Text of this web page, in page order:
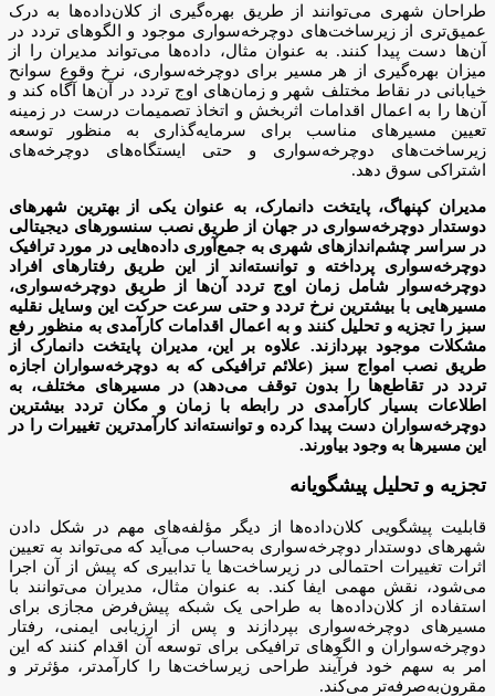
طراحان شهری می‌توانند از طریق بهره‌گیری از کلان‌داده‌ها به درک
عمیق‌تری از زیرساخت‌های دوچرخه‌سواری موجود و الگوهای تردد در
آن‌ها دست پیدا کنند. به عنوان مثال، داده‌ها می‌تواند مدیران را از
میزان بهره‌گیری از هر مسیر برای دوچرخه‌سواری، نرخ وقوع سوانح
خیابانی در نقاط مختلف شهر و زمان‌های اوج تردد در آن‌ها آگاه کند و
آن‌ها را به اعمال اقدامات اثربخش و اتخاذ تصمیمات درست در زمینه
تعیین مسیرهای مناسب برای سرمایه‌گذاری به منظور توسعه
زیرساخت‌های دوچرخه‌سواری و حتی ایستگاه‌های دوچرخه‌های
اشتراکی سوق دهد.
مدیران کپنهاگ، پایتخت دانمارک، به عنوان یکی از بهترین شهرهای
دوستدار دوچرخه‌سواری در جهان از طریق نصب سنسورهای دیجیتالی
در سراسر چشم‌اندازهای شهری به جمع‌آوری داده‌هایی در مورد ترافیک
دوچرخه‌سواری پرداخته و توانسته‌اند از این طریق رفتارهای افراد
دوچرخه‌سوار شامل زمان اوج تردد آن‌ها از طریق دوچرخه‌سواری،
مسیرهایی با بیشترین نرخ تردد و حتی سرعت حرکت این وسایل نقلیه
سبز را تجزیه و تحلیل کنند و به اعمال اقدامات کارآمدی به منظور رفع
مشکلات موجود بپردازند. علاوه بر این، مدیران پایتخت دانمارک از
طریق نصب امواج سبز (علائم ترافیکی که به دوچرخه‌سواران اجازه
تردد در تقاطع‌ها را بدون توقف می‌دهد) در مسیرهای مختلف، به
اطلاعات بسیار کارآمدی در رابطه با زمان و مکان تردد بیشترین
دوچرخه‌سواران دست پیدا کرده و توانسته‌اند کارآمدترین تغییرات را در
این مسیرها به وجود بیاورند.
تجزیه و تحلیل پیشگویانه
قابلیت پیشگویی کلان‌داده‌ها از دیگر مؤلفه‌های مهم در شکل دادن
شهرهای دوستدار دوچرخه‌سواری به‌حساب می‌آید که می‌تواند به تعیین
اثرات تغییرات احتمالی در زیرساخت‌ها یا تدابیری که پیش از آن اجرا
می‌شود، نقش مهمی ایفا کند. به عنوان مثال، مدیران می‌توانند با
استفاده از کلان‌داده‌ها به طراحی یک شبکه پیش‌فرض مجازی برای
مسیرهای دوچرخه‌سواری بپردازند و پس از ارزیابی ایمنی، رفتار
دوچرخه‌سواران و الگوهای ترافیکی برای توسعه آن اقدام کنند که این
امر به سهم خود فرآیند طراحی زیرساخت‌ها را کارآمدتر، مؤثرتر و
مقرون‌به‌صرفه‌تر می‌کند.